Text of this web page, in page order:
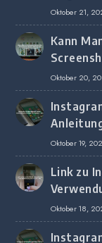
Oktober 21,
Kann
Oktober 20,
Oktober 19,
Link zu
Oktober 18,